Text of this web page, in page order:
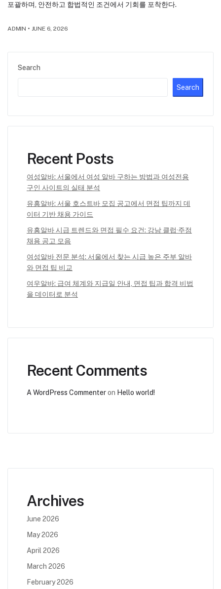
Search
Search
Recent Posts
여성알바: 서울에서 여성 알바 구하는 방법과 여성전용
구인 사이트의 실태 분석
유흥알바: 서울 호스트바 모집 공고에서 면접 팁까지 데
이터 기반 채용 가이드
유흥알바 시급 트렌드와 면접 필수 요건: 강남 클럽·주점
채용 공고 모음
여성알바 전문 분석: 서울에서 찾는 시급 높은 주부 알바
와 면접 팁 비교
여우알바: 급여 체계와 지급일 안내, 면접 팁과 합격 비법
을 데이터로 분석
Recent Comments
A WordPress Commenteron Hello world!
포괄하며, 안전하고 합법적인 조건에서 기회를 포착한다.
ADMIN • JUNE 6, 2026
Archives
June 2026
May 2026
April 2026
March 2026
February 2026